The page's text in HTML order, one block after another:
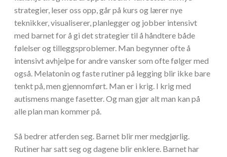
strategier, leser oss opp, går på kurs og lærer nye
teknikker, visualiserer, planlegger og jobber intensivt
med barnet for å gi det strategier til å håndtere både
følelser og tilleggsproblemer. Man begynner ofte å
intensivt avhjelpe for andre vansker som ofte følger med
også. Melatonin og faste rutiner på legging blir ikke bare
tenkt på, men gjennomført. Man er i krig. I krig med
autismens mange fasetter. Og man gjør alt man kan på
alle plan man kommer på.
Så bedrer atferden seg. Barnet blir mer medgjørlig.
Rutiner har satt seg og dagene blir enklere. Barnet har